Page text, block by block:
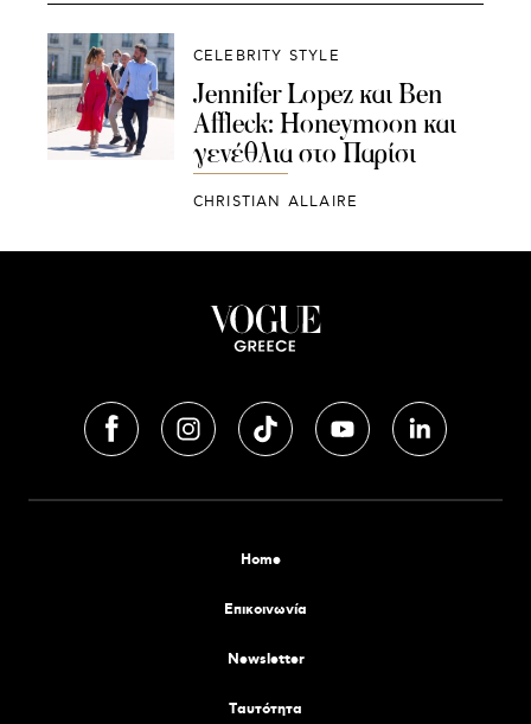
CELEBRITY STYLE
Jennifer Lopez και Ben
Affleck: Honeymoon και
γενέθλια στο Παρίσι
CHRISTIAN ALLAIRE
Home
Επικοινωνία
Newsletter
Tαυτότητα